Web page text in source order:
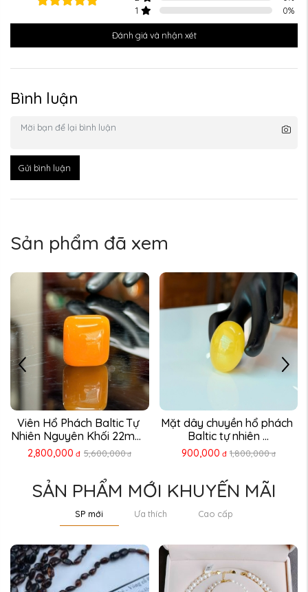
1
0%
Đánh giá và nhận xét
Bình luận
Gửi bình luận
Sản phẩm đã xem
Mặt dây chuyền hổ phách
Baltic tự nhiên ...
900,000 đ 1,800,000 đ
Mặt dây chuyền hổ phách
Baltic tự nhiên – Móc ...
450,000 đ 900,000 đ
SẢN PHẨM MỚI KHUYẾN MÃI
SP mới Ưa thích Cao cấp